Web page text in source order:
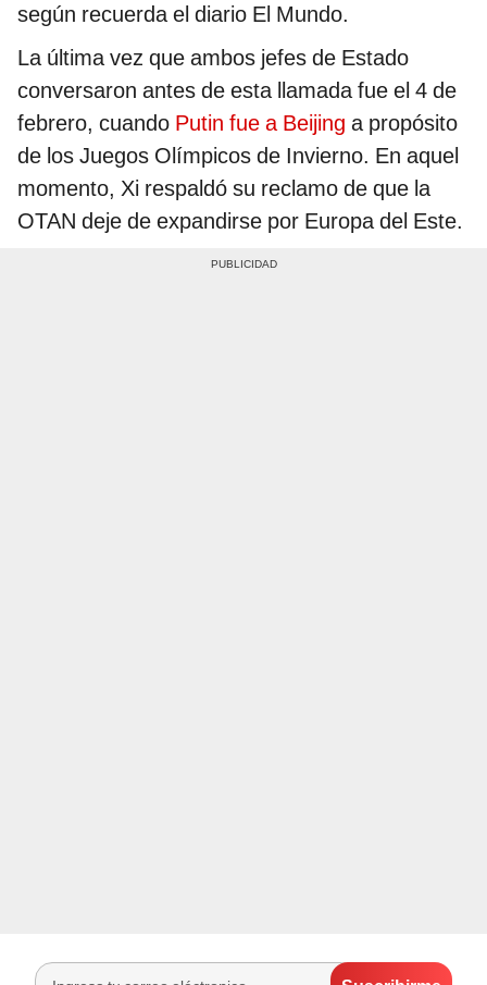
según recuerda el diario El Mundo.
La última vez que ambos jefes de Estado
conversaron antes de esta llamada fue el 4 de
febrero, cuando Putin fue a Beijing a propósito
de los Juegos Olímpicos de Invierno. En aquel
momento, Xi respaldó su reclamo de que la
OTAN deje de expandirse por Europa del Este.